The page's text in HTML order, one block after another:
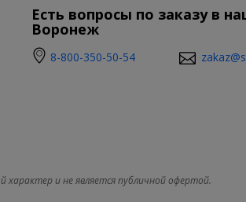
Есть вопросы по заказу в
Воронеж
8-800-350-50-54
и не является публичной офертой.